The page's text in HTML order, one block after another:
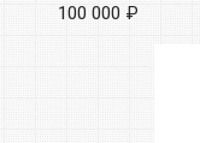
100 000 ₽